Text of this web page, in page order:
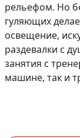
рельефом. Но
гуляющих
освещение,
раздевалки с
занятия с
машине, так и